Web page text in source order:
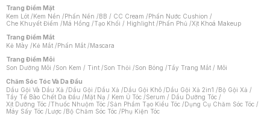
Trang Điểm Mặt
Kem Lót /Kem Nền /Phấn Nền /BB / CC Cream /Phấn Nước Cushion /
Che Khuyết Điểm /Má Hồng /Tạo Khối / Highlight /Phấn Phủ /Xịt Khoá Makeup
Trang Điểm Mắt
Kẻ Mày /Kẻ Mắt /Phấn Mắt /Mascara
Trang Điểm Môi
Son Dưỡng Môi /Son Kem / Tint /Son Thỏi /Son Bóng /Tẩy Trang Mắt / Môi
Chăm Sóc Tóc Và Da Đầu
Dầu Gội Và Dầu Xả /Dầu Gội /Dầu Xả /Dầu Gội Khô /Dầu Gội Xả 2in1 /Bộ Gội Xả /
Tẩy Tế Bào Chết Da Đầu /Mặt Nạ / Kem Ủ Tóc /Serum / Dầu Dưỡng Tóc /
Xịt Dưỡng Tóc /Thuốc Nhuộm Tóc /Sản Phẩm Tạo Kiểu Tóc /Dụng Cụ Chăm Sóc Tóc /
Máy Sấy Tóc /Lược /Bộ Chăm Sóc Tóc /Phụ Kiện Tóc